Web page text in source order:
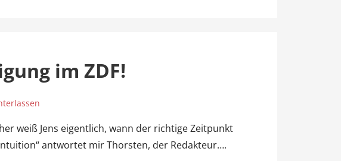
im ZDF!
weiß Jens eigentlich, wann der richtige Zeitpunkt
antwortet mir Thorsten, der Redakteur….